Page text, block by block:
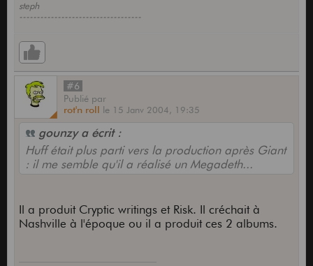
steph
-----------------------------------
#6
Publié par
rot'n roll le 15 Janv 2004, 19:35
gounzy a écrit :
Huff était plus parti vers la production après Giant
: il me semble qu'il a réalisé un Megadeth...
Il a produit Cryptic writings et Risk. Il créchait à
Nashville à l'époque ou il a produit ces 2 albums.